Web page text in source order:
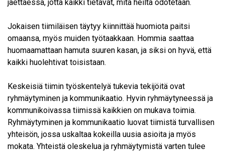
jaettaessa, jotta kaikki tietävät, mitä heiltä odotetaan.
Jokaisen tiimiläisen täytyy kiinnittää huomiota paitsi
omaansa, myös muiden työtaakkaan. Hommia saattaa
huomaamattaan hamuta suuren kasan, ja siksi on hyvä, että
kaikki huolehtivat toisistaan.
Keskeisiä tiimin työskentelyä tukevia tekijöitä ovat
ryhmäytyminen ja kommunikaatio. Hyvin ryhmäytyneessä ja
kommunikoivassa tiimissä kaikkien on mukava toimia.
Ryhmäytyminen ja kommunikaatio luovat tiimistä turvallisen
yhteisön, jossa uskaltaa kokeilla uusia asioita ja myös
mokata. Yhteistä oleskelua ja ryhmäytymistä varten tulee